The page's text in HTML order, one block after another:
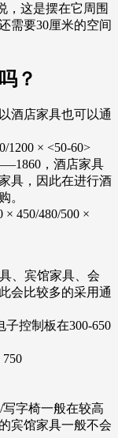
，这是摆在它周围
需要30厘米的空间
？
酒店家具也可以通
1200 × <50-60>
，酒店家具
具，因此在进行酒
。
450/480/500 ×
、宾馆家具、会
会比较多的采用通
控制板在300-650
750
写字椅一般在较高
宾馆家具一般不会